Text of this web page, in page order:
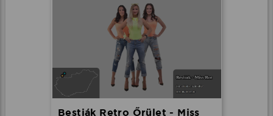
Bestiák Retro Őrület - Miss